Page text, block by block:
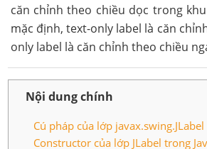
căn chỉnh theo chiều dọc trong
mặc định, text-only label là căn
only label là căn chỉnh theo chiều
Nội dung chính
Cú pháp của lớp javax.swing.JLabel
Constructor của lớp JLabel trong